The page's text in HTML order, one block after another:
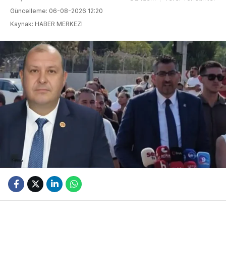
Güncelleme: 06-08-2026 12:20
Kaynak: HABER MERKEZI